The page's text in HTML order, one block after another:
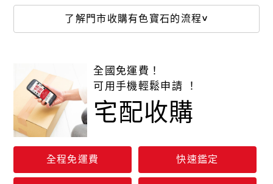
了解門市收購有色寶石的流程
全國免運費！
可用手機輕鬆申請 ！
宅配收購
全程免運費 快速鑑定